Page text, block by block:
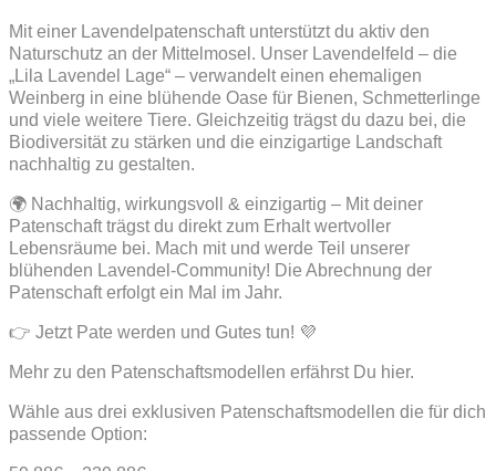
Mit einer Lavendelpatenschaft unterstützt du aktiv den
Naturschutz an der Mittelmosel. Unser Lavendelfeld – die
„Lila Lavendel Lage“ – verwandelt einen ehemaligen
Weinberg in eine blühende Oase für Bienen, Schmetterlinge
und viele weitere Tiere. Gleichzeitig trägst du dazu bei, die
Biodiversität zu stärken und die einzigartige Landschaft
nachhaltig zu gestalten.
🌍 Nachhaltig, wirkungsvoll & einzigartig – Mit deiner
Patenschaft trägst du direkt zum Erhalt wertvoller
Lebensräume bei. Mach mit und werde Teil unserer
blühenden Lavendel-Community! Die Abrechnung der
Patenschaft erfolgt ein Mal im Jahr.
👉 Jetzt Pate werden und Gutes tun! 💜
Mehr zu den Patenschaftsmodellen erfährst Du hier.
Wähle aus drei exklusiven Patenschaftsmodellen die für dich
passende Option: